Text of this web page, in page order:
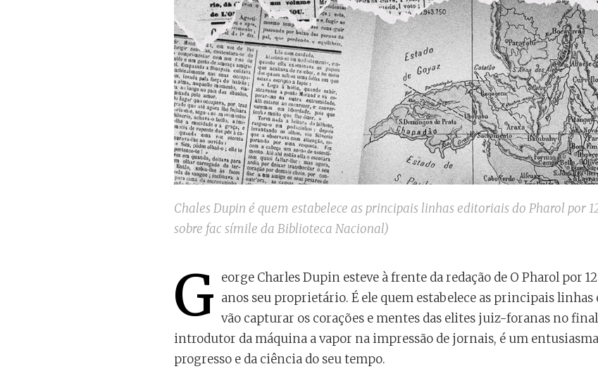
Chales Dupin é quem estabelece as principais linhas editoriais do Pharol por
sobre fac símile da Biblioteca Nacional)
G eorge Charles Dupin esteve à frente da redação de O Pharol por
anos seu proprietário. É ele quem estabelece as principais
vão capturar os corações e mentes das elites juiz-foranas no final
introdutor da máquina a vapor na impressão de jornais, é um
progresso e da ciência do seu tempo.